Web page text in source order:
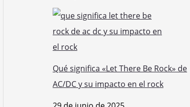
Qué significa «Let There Be Rock» de
AC/DC y su impacto en el rock